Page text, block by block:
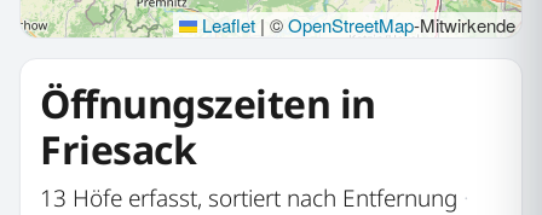
Leaflet | ©OpenStreetMap-Mitwirkende
Öffnungszeiten in
Friesack
13 Höfe erfasst, sortiert nach Entfernung ·